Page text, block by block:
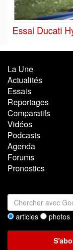
Essai Ducati
La Une
Actualités
Essais
Reportages
Comparatifs
Vidéos
Podcasts
Agenda
Forums
Pronostics
articles photos